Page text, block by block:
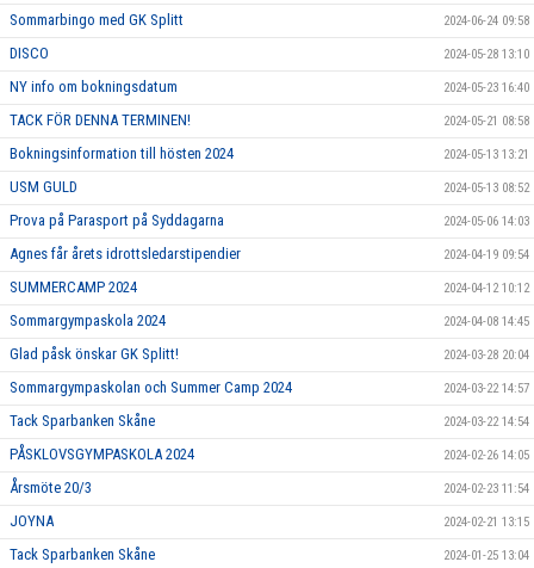
Sommarbingo med GK Splitt 2024-06-24 09:58
DISCO 2024-05-28 13:10
NY info om bokningsdatum 2024-05-23 16:40
TACK FÖR DENNA TERMINEN! 2024-05-21 08:58
Bokningsinformation till hösten 2024 2024-05-13 13:21
USM GULD 2024-05-13 08:52
Prova på Parasport på Syddagarna 2024-05-06 14:03
Agnes får årets idrottsledarstipendier 2024-04-19 09:54
SUMMERCAMP 2024 2024-04-12 10:12
Sommargympaskola 2024 2024-04-08 14:45
Glad påsk önskar GK Splitt! 2024-03-28 20:04
Sommargympaskolan och Summer Camp 2024 2024-03-22 14:57
Tack Sparbanken Skåne 2024-03-22 14:54
PÅSKLOVSGYMPASKOLA 2024 2024-02-26 14:05
Årsmöte 20/3 2024-02-23 11:54
JOYNA 2024-02-21 13:15
Tack Sparbanken Skåne 2024-01-25 13:04